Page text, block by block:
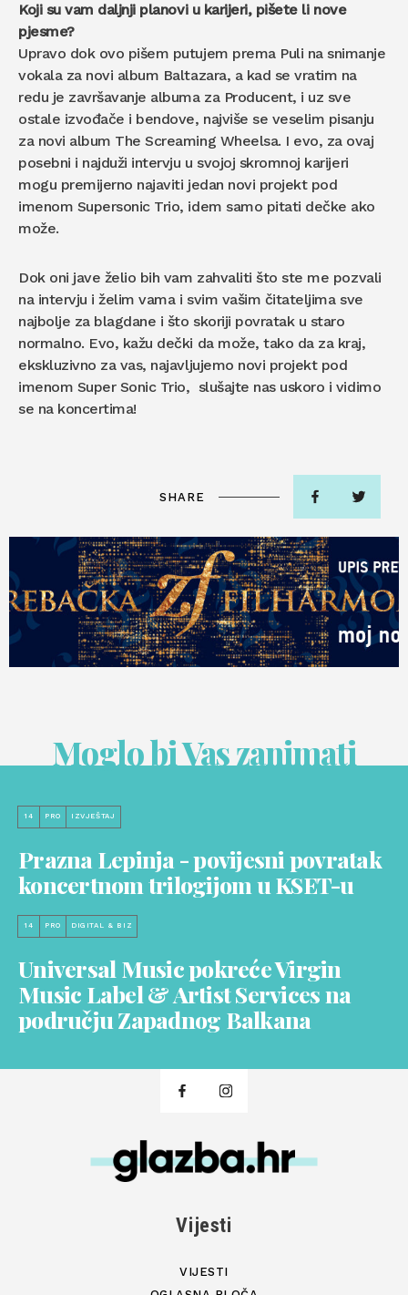
Koji su vam daljnji planovi u karijeri, pišete li nove
pjesme?
Upravo dok ovo pišem putujem prema Puli na snimanje
vokala za novi album Baltazara, a kad se vratim na
redu je završavanje albuma za Producent, i uz sve
ostale izvođače i bendove, najviše se veselim pisanju
za novi album The Screaming Wheelsa. I evo, za ovaj
posebni i najduži intervju u svojoj skromnoj karijeri
mogu premijerno najaviti jedan novi projekt pod
imenom Supersonic Trio, idem samo pitati dečke ako
može.
Dok oni jave želio bih vam zahvaliti što ste me pozvali
na intervju i želim vama i svim vašim čitateljima sve
najbolje za blagdane i što skoriji povratak u staro
normalno. Evo, kažu dečki da može, tako da za kraj,
ekskluzivno za vas, najavljujemo novi projekt pod
imenom Super Sonic Trio, slušajte nas uskoro i vidimo
se na koncertima!
SHARE
Moglo bi Vas zanimati
14 PRO IZVJEŠTAJ
Prazna Lepinja - povijesni povratak
koncertnom trilogijom u KSET-u
14 PRO DIGITAL & BIZ
Universal Music pokreće Virgin
Music Label & Artist Services na
području Zapadnog Balkana
Vijesti
VIJESTI